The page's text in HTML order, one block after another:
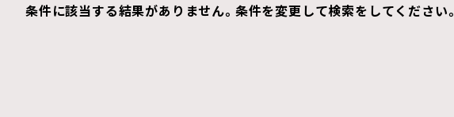
条件に該当する結果がありません。条件を変更して検索をしてください。